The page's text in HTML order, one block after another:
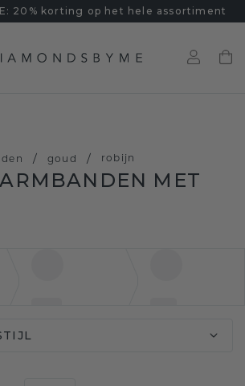
20% korting op het hele assortiment
/ goud / robijn
MET